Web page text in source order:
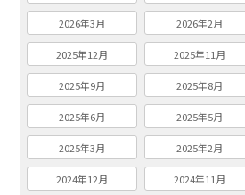
2026年3月 2026年2月
2025年12月 2025年11月
2025年9月 2025年8月
2025年6月 2025年5月
2025年3月 2025年2月
2024年12月 2024年11月